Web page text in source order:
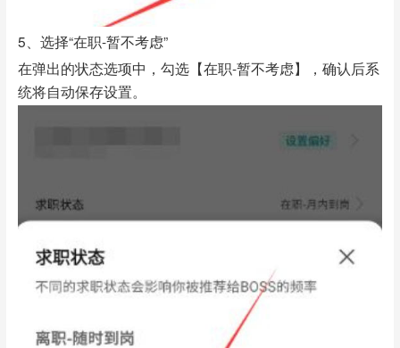
5、选择“在职-暂不考虑”
在弹出的状态选项中，勾选【在职-暂不考虑】，确认后系
统将自动保存设置。